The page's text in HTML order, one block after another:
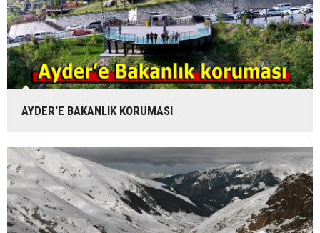
AYDER'E BAKANLIK KORUMASI